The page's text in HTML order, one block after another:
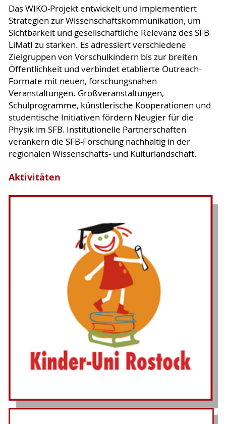
Das WIKO-Projekt entwickelt und implementiert
Strategien zur Wissenschaftskommunikation, um
Sichtbarkeit und gesellschaftliche Relevanz des SFB
LiMatI zu stärken. Es adressiert verschiedene
Zielgruppen von Vorschulkindern bis zur breiten
Öffentlichkeit und verbindet etablierte Outreach-
Formate mit neuen, forschungsnahen
Veranstaltungen. Großveranstaltungen,
Schulprogramme, künstlerische Kooperationen und
studentische Initiativen fördern Neugier für die
Physik im SFB. Institutionelle Partnerschaften
verankern die SFB-Forschung nachhaltig in der
regionalen Wissenschafts- und Kulturlandschaft.
Aktivitäten